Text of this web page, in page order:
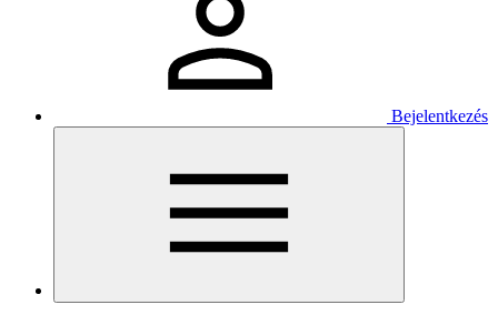
Bejelentkezés